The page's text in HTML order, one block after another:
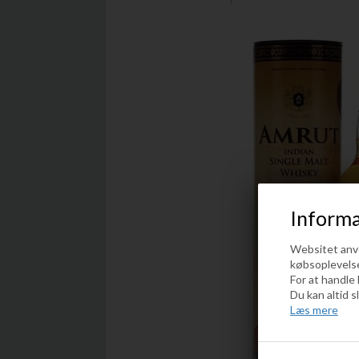
Websitet
For at
Du kan altid
Læs mere